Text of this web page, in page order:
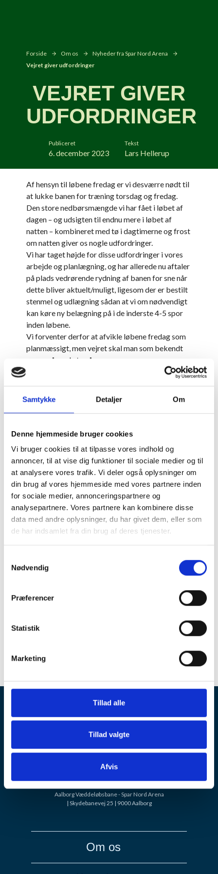
Samtykke Detaljer Om
Denne hjemmeside bruger cookies
Vi bruger cookies til at tilpasse vores indhold og
annoncer, til at vise dig funktioner til sociale medier og til
at analysere vores trafik. Vi deler også oplysninger om
din brug af vores hjemmeside med vores partnere inden
for sociale medier, annonceringspartnere og
analysepartnere. Vores partnere kan kombinere disse
data med andre oplysninger, du har givet dem, eller som
de har indsamlet fra din brug af deres tjenester.
personoplysninger i vores privatlivspolitik, som du
Nødvendig
Præferencer
Statistik
Marketing
Tillad alle
Tillad valgte
Afvis
Forside Om os
Nyheder fra Spar Nord Arena
Vejret giver udfordringer
VEJRET GIVER
UDFORDRINGER
Publiceret
6. december 2023
Tekst
Lars Hellerup
Af hensyn til løbene fredag er vi desværre nødt til
at lukke banen for træning torsdag og fredag.
Den store nedbørsmængde vi har fået i løbet af
dagen – og udsigten til endnu mere i løbet af
natten – kombineret med tø i dagtimerne og frost
om natten giver os nogle udfordringer.
Vi har taget højde for disse udfordringer i vores
arbejde og planlægning, og har allerede nu aftaler
på plads vedrørende rydning af banen for sne når
dette bliver aktuelt/muligt, ligesom der er bestilt
stenmel og udlægning sådan at vi om nødvendigt
kan køre ny belægning på i de inderste 4-5 spor
inden løbene.
Vi forventer derfor at afvikle løbene fredag som
planmæssigt, men vejret skal man som bekendt
passe på med at spå om.
Vi vil derfor løbende opdatere om situationen på
Fik du læst...
Pointberegning til Dansk Trav
er først skridt taget for 77 hestes vedkommende, når de
skal forsøge at få en startplads i kampen om travets blå
Aalborg Væddeløbsbane - Spar Nord Arena
| Skydebanevej 25 | 9000 Aalborg
Om os